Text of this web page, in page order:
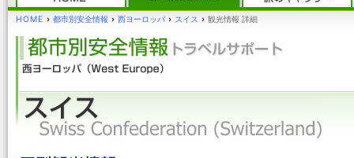
HOME › 都市別安全情報 › 西ヨーロッパ › スイス › 観光情報 詳細